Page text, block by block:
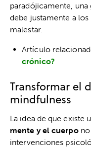
paradójicamente, una
debe justamente a
malestar.
Artículo
crónico?
Transformar el
mindfulness
La idea de que existe
mente y el cuerpono
intervenciones